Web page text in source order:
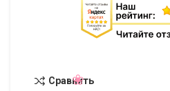
Сравнить